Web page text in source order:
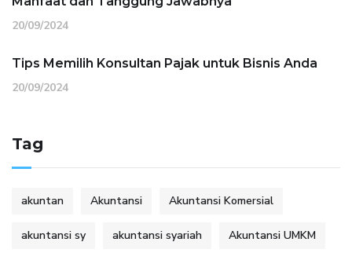
20/09/2024
Tips Memilih Konsultan Pajak untuk Bisnis Anda
20/09/2024
Tag
akuntan Akuntansi Akuntansi Komersial
akuntansi sy akuntansi syariah Akuntansi UMKM